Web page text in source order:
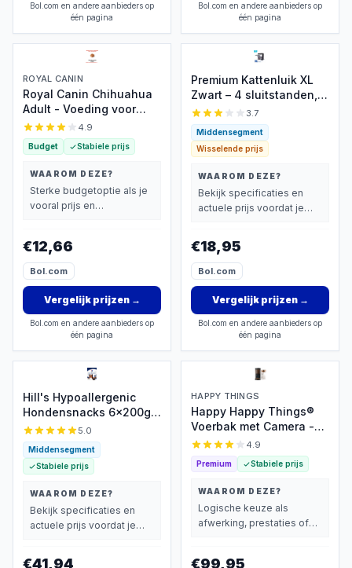
Bol.com en andere aanbieders op
één pagina
Bol.com en andere aanbieders op
één pagina
ROYAL CANIN
Royal Canin Chihuahua
Adult - Voeding voor
kieskeurige kleine
honden
4.9
Budget Stabiele prijs
WAAROM DEZE?
Sterke budgetoptie als je
vooral prijs en
€12,66
Bol.com
Vergelijk prijzen→
Bol.com en andere aanbieders op
één pagina
Premium Kattenluik XL
Zwart – 4 sluitstanden,
anti-tocht 3.7
Middensegment
Wisselende prijs
WAAROM DEZE?
Bekijk specificaties en
actuele prijs voordat je
€18,95
Bol.com
Vergelijk prijzen→
Bol.com en andere aanbieders op
één pagina
Hill's Hypoallergenic
Hondensnacks 6x200gr
- Voor Gevoelige
Honden
5.0
Middensegment
Stabiele prijs
WAAROM DEZE?
Bekijk specificaties en
actuele prijs voordat je
€41,94
HAPPY THINGS
Happy Happy Things®
Voerbak met Camera -
4L RVS
4.9
Premium Stabiele prijs
WAAROM DEZE?
Logische keuze als
afwerking, prestaties of
€99,95